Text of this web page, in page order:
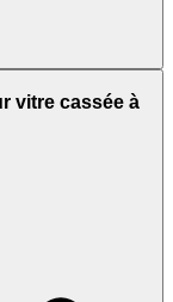
vitre cassée à